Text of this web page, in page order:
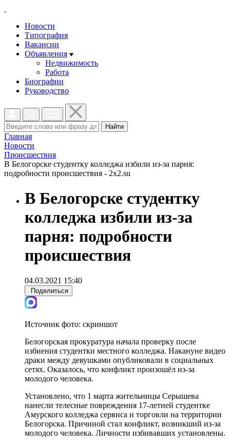
Новости
Типография
Вакансии
Объявления
Недвижимость
Работа
Биографии
Руководство
Найти
Главная
Новости
Проиcшествия
В Белогорске студентку колледжа избили из-за парня:
подробности происшествия - 2x2.su
В Белогорске студентку
колледжа избили из-за
парня: подробности
происшествия
04.03.2021 15:40
Поделиться
Источник фото: скриншот
Белогорская прокуратура начала проверку после
избиения студентки местного колледжа. Накануне видео
драки между девушками опубликовали в социальных
сетях. Оказалось, что конфликт произошёл из-за
молодого человека.
Установлено, что 1 марта жительницы Серышева
нанесли телесные повреждения 17-летней студентке
Амурского колледжа сервиса и торговли на территории
Белогорска. Причиной стал конфликт, возникший из-за
молодого человека. Личности избивавших установлены.